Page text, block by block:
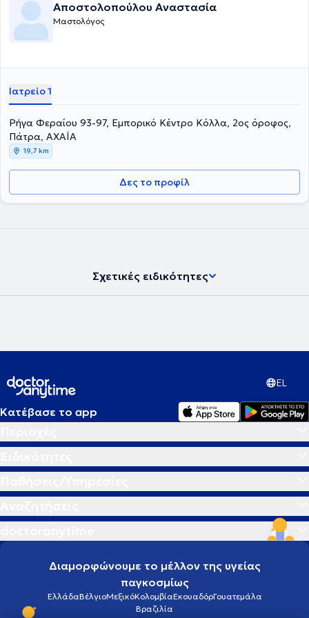
Αποστολοπούλου Αναστασία
Μαστολόγος
Ιατρείο 1
Ρήγα Φεραίου 93-97, Εμπορικό Κέντρο Κόλλα, 2ος όροφος,
Πάτρα, ΑΧΑΪΑ
19,7 km
Δες το προφίλ
Σχετικές ειδικότητες
EL
Κατέβασε το app
Διαμορφώνουμε το μέλλον της υγείας
παγκοσμίως
ΕλλάδαΒέλγιοΜεξικόΚολομβίαΕκουαδόρΓουατεμάλα
Βραζιλία